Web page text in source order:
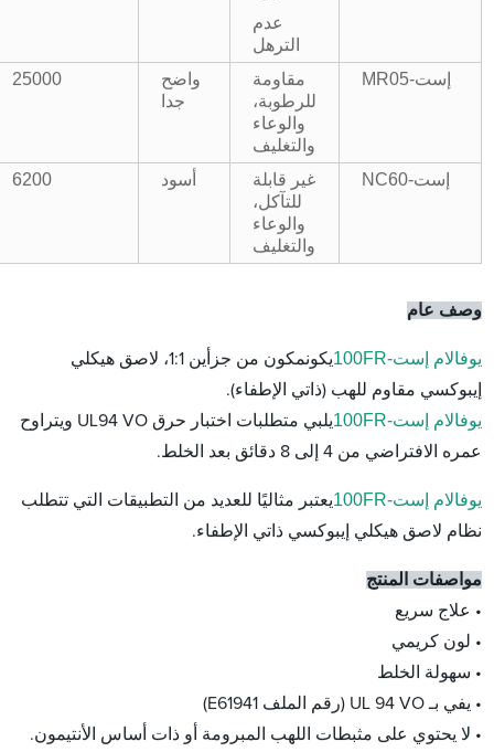
عدم
الترهل
إست-MR05
مقاومة
للرطوبة،
والوعاء
والتغليف
واضح
جدا
25000
إست-NC60
غير قابلة
للتآكل،
والوعاء
والتغليف
أسود 6200
وصف عام
يوفالام إست-100FR يكون
مكون من جزأين 1:1، لاصق هيكلي
إيبوكسي مقاوم للهب (ذاتي الإطفاء).
يوفالام إست-100FR
يلبي متطلبات اختبار حرق UL94 VO ويتراوح
عمره الافتراضي من 4 إلى 8 دقائق بعد الخلط.
يوفالام إست-100FR
يعتبر مثاليًا للعديد من التطبيقات التي تتطلب
نظام لاصق هيكلي إيبوكسي ذاتي الإطفاء.
مواصفات المنتج
• علاج سريع
• لون كريمي
• سهولة الخلط
• يفي بـ UL 94 VO (رقم الملف E61941)
• لا يحتوي على مثبطات اللهب المبرومة أو ذات أساس الأنتيمون.